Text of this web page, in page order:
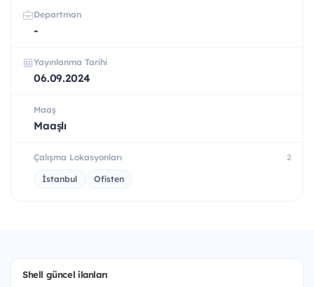
Departman
-
Yayınlanma Tarihi
06.09.2024
Maaş
Maaşlı
Çalışma Lokasyonları 2
İstanbul Ofisten
Shell güncel ilanları